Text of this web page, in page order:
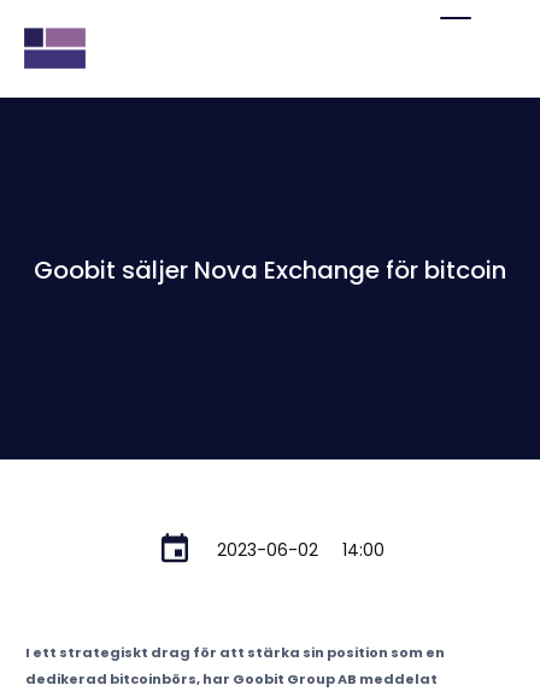
Goobit säljer Nova Exchange för bitcoin
2023-06-02 14:00
I ett strategiskt drag för att stärka sin position som en
dedikerad bitcoinbörs, har Goobit Group AB meddelat